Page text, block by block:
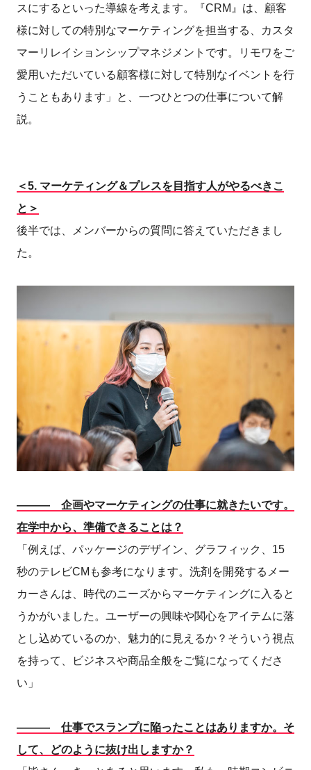
スにするといった導線を考えます。『CRM』は、顧客
様に対しての特別なマーケティングを担当する、カスタ
マーリレイションシップマネジメントです。リモワをご
愛用いただいている顧客様に対して特別なイベントを行
うこともあります」と、一つひとつの仕事について解
説。
＜5. マーケティング＆プレスを目指す人がやるべきこ
と＞
後半では、メンバーからの質問に答えていただきまし
た。
――― 企画やマーケティングの仕事に就きたいです。
在学中から、準備できることは？
「例えば、パッケージのデザイン、グラフィック、15
秒のテレビCMも参考になります。洗剤を開発するメー
カーさんは、時代のニーズからマーケティングに入ると
うかがいました。ユーザーの興味や関心をアイテムに落
とし込めているのか、魅力的に見えるか？そういう視点
を持って、ビジネスや商品全般をご覧になってくださ
い」
――― 仕事でスランプに陥ったことはありますか。そ
して、どのように抜け出しますか？